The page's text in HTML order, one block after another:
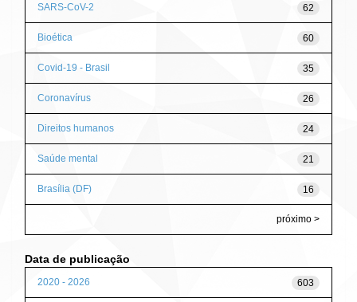
62
SARS-CoV-2
60
Bioética
35
Covid-19 - Brasil
26
Coronavírus
24
Direitos humanos
21
Saúde mental
16
Brasília (DF)
próximo >
Data de publicação
603
2020 - 2026